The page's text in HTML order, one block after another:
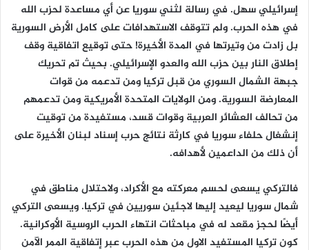
إسرائيلي سهل. في رسالة لثني سوريا عن أي مساعدة لحزب الله
في هذه الحرب. ولم تتوقف الاستهدافات على كامل الأرض السورية
بل زادت من وتيرتها في المدة الأخيرة! حتى توقيع اتفاقية وقف
إطلاق النار بين حزب الله والعدو الإسرائيلي. بحيث تم تحريك
جبهة الشمال السوري من قبل تركيا ومن تدعمه من قوات
المعارضة السورية. ومن الولايات المتحدة الأمريكية ومن تدعمهم
من تحالف العشائر العربية وقوات قسد، مستفيدة من توقيت
إنشغال حلفاء سوريا في كارثة نتائج حرب إسناد لبنان الأخيرة على
أن ذلك من الداعمين لأهدافه.
فالتركي يسعى لحسم معركته مع الأكراد، ولاحتلال مناطق في
شمال سوريا ليعيد إليها لاجئين سوريين في تركيا. ويسعى التركي
أيضًا لحجز مقعد له في مباحثات انتهاء الحرب الروسية الأوكرانية.
كون تركيا المستفيد الاول من هذه الحرب عبر إتفاقية الممر الآمن